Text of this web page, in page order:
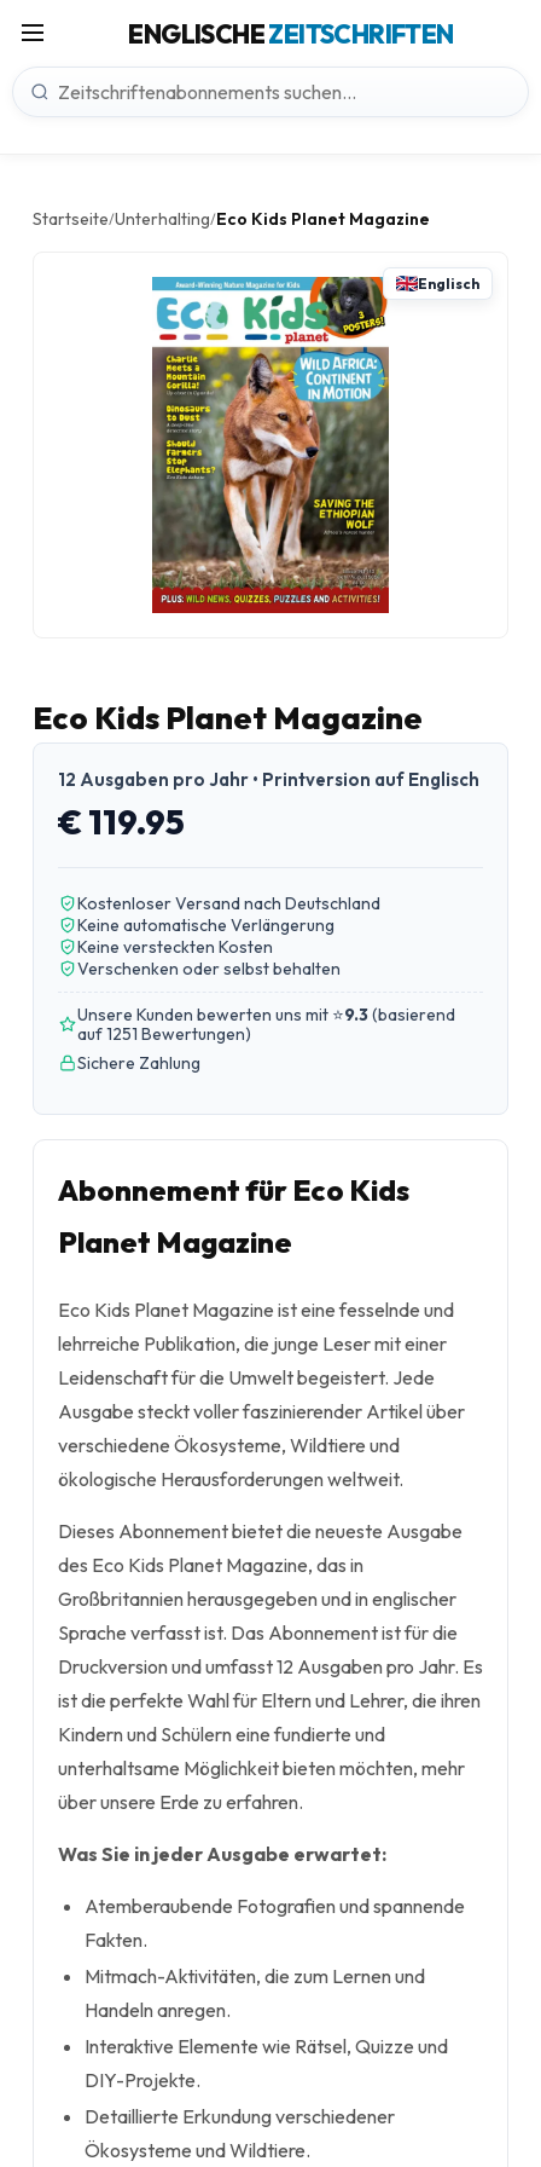
ENGLISCHEZEITSCHRIFTEN
Startseite/Unterhalting/Eco Kids Planet Magazine
Englisch
Eco Kids Planet Magazine
12 Ausgaben pro Jahr • Printversion auf Englisch
€ 119.95
Kostenloser Versand nach Deutschland
Keine automatische Verlängerung
Keine versteckten Kosten
Verschenken oder selbst behalten
Unsere Kunden bewerten uns mit ⭐9.3(basierend
auf 1251 Bewertungen)
Sichere Zahlung
Abonnement für Eco Kids
Planet Magazine
Eco Kids Planet Magazine ist eine fesselnde und
lehrreiche Publikation, die junge Leser mit einer
Leidenschaft für die Umwelt begeistert. Jede
Ausgabe steckt voller faszinierender Artikel über
verschiedene Ökosysteme, Wildtiere und
ökologische Herausforderungen weltweit.
Dieses Abonnement bietet die neueste Ausgabe
des Eco Kids Planet Magazine, das in
Großbritannien herausgegeben und in englischer
Sprache verfasst ist. Das Abonnement ist für die
Druckversion und umfasst 12 Ausgaben pro Jahr. Es
ist die perfekte Wahl für Eltern und Lehrer, die ihren
Kindern und Schülern eine fundierte und
unterhaltsame Möglichkeit bieten möchten, mehr
über unsere Erde zu erfahren.
Was Sie in jeder Ausgabe erwartet:
Atemberaubende Fotografien und spannende
Fakten.
Mitmach-Aktivitäten, die zum Lernen und
Handeln anregen.
Interaktive Elemente wie Rätsel, Quizze und
DIY-Projekte.
Detaillierte Erkundung verschiedener
Ökosysteme und Wildtiere.